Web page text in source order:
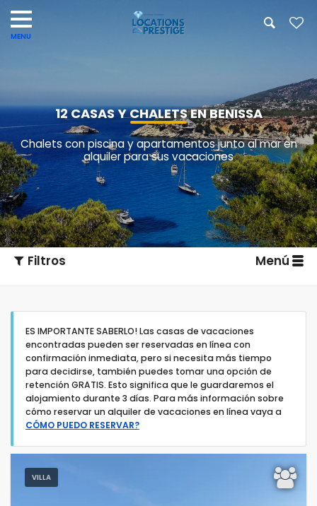
12 CASAS Y CHALETS EN BENISSA
Chalets con piscina y apartamentos junto al mar en
alquiler para sus vacaciones
Filtros Menú
Tipo de alojamiento
Personas
Dormitorios
ES IMPORTANTE SABERLO! Las casas de vacaciones
encontradas pueden ser reservadas en línea con
confirmación inmediata, pero si necesita más tiempo
para decidirse, también puedes tomar una opción de
retención GRATIS. Esto significa que le guardaremos el
alojamiento durante 3 días. Para más información sobre
cómo reservar un alquiler de vacaciones en línea vaya a
CÓMO PUEDO RESERVAR?
VILLA